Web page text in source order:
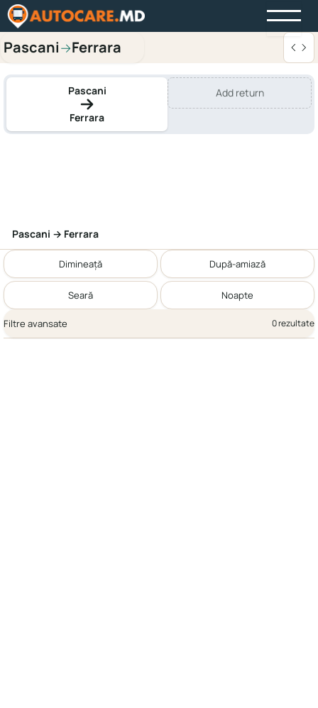
Pascani→Ferrara
Pascani
Ferrara
Add return
Pascani → Ferrara
Dimineață După-amiază
Seară Noapte
Filtre avansate 0 rezultate